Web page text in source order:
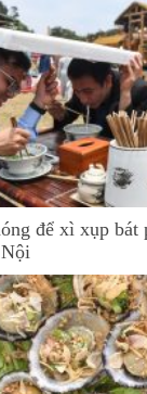
để xì xụp bát